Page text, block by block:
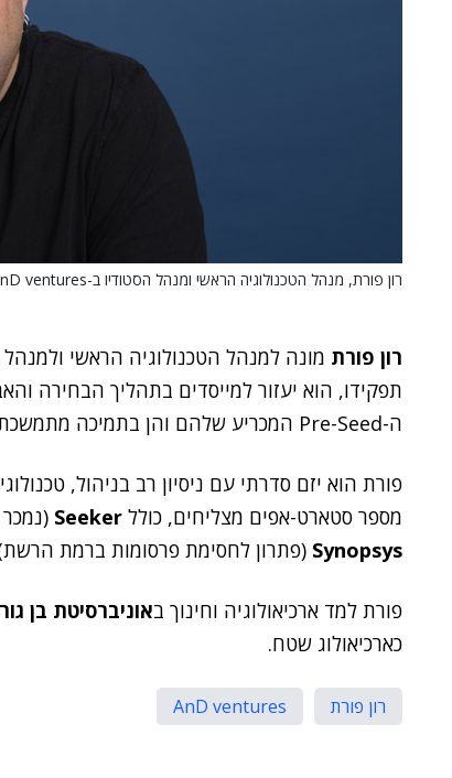
רון פורת, מנהל הטכנולוגיה הראשי ומנהל הסטודיו ב-AnD ventures.
רון פורת מונה למנהל הטכנולוגיה הראשי ולמנהל
תפקידו, הוא יעזור למייסדים בתהליך הבחירה
ה-Pre-Seed המכריע שלהם והן בתמיכה מתמשכת כשהם מתקדמים לסבבי מימון Seed או סידרה A.
פורת הוא יזם סדרתי עם ניסיון רב בניהול,
מספר סטארט-אפים מצליחים, כולל Seeker
Synopsys (פתרון לחסימת פרסומות ברמת
פורת למד ארכיאולוגיה וחינוך באוניברסיטת בן
כארכיאולוג שטח.
רון פורת AnD ventures